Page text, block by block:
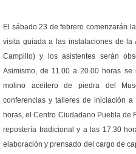
El sábado 23 de febrero comenzarán
visita guiada a las instalaciones de la
Campillo) y los asistentes serán
Asimismo, de 11.00 a 20.00 horas
molino aceitero de piedra del
conferencias y talleres de iniciación
horas, el Centro Ciudadano Puebla de
repostería tradicional y a las 17.30
elaboración y prensado del cargo de